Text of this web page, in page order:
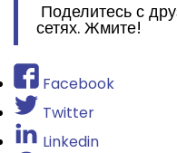
Поделитесь с
сетях. Жмите!
Facebook
Twitter
Linkedin